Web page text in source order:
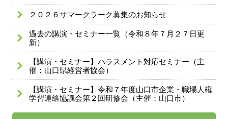
２０２６サマークラーク募集のお知らせ
過去の講演・セミナー一覧（令和８年７月２７日更
新）
【講演・セミナー】ハラスメント対応セミナー（主
催：山口県経営者協会）
【講演・セミナー】令和７年度山口市企業・職場人権
学習連絡協議会第２回研修会（主催：山口市）